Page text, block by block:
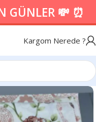
GÜNLER 💸 ⏰
Kargom Nerede ?